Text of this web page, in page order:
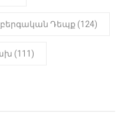
Դեպք (124)
(111)